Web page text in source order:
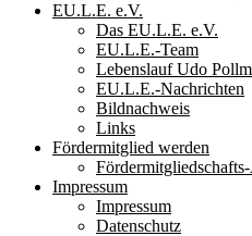
EU.L.E. e.V.
Das EU.L.E. e.V.
EU.L.E.-Team
Lebenslauf Udo
EU.L.E.-Nachrichten
Bildnachweis
Links
Fördermitglied werden
Impressum
Impressum
Datenschutz